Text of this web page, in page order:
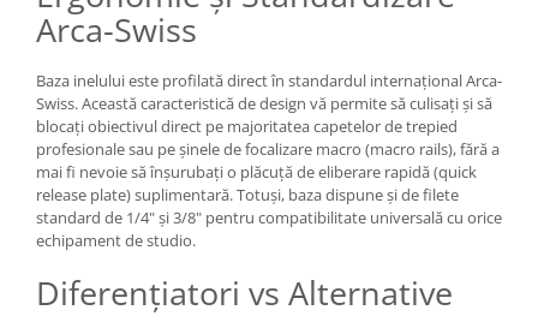
Huse de ploaie
Microfoane / Reportofoane
Nivela patina
Ocular
Transmitator de fisiere fara fir
Vizor
Genti, Rucsacuri, Troller foto
Arca-Swiss
Baza inelului este profilată direct în standardul internațional Arca-
Swiss. Această caracteristică de design vă permite să culisați și să
blocați obiectivul direct pe majoritatea capetelor de trepied
profesionale sau pe șinele de focalizare macro (macro rails), fără a
mai fi nevoie să înșurubați o plăcuță de eliberare rapidă (quick
release plate) suplimentară. Totuși, baza dispune și de filete
standard de 1/4" și 3/8" pentru compatibilitate universală cu orice
echipament de studio.
Diferențiatori vs Alternative